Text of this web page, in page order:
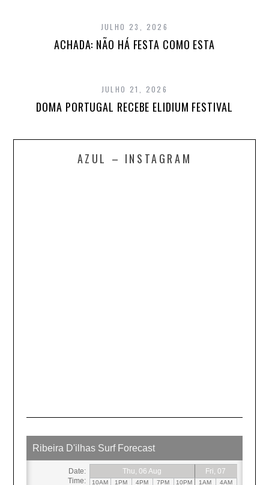
JULHO 23, 2026
ACHADA: NÃO HÁ FESTA COMO ESTA
JULHO 21, 2026
DOMA PORTUGAL RECEBE ELIDIUM FESTIVAL
AZUL – INSTAGRAM